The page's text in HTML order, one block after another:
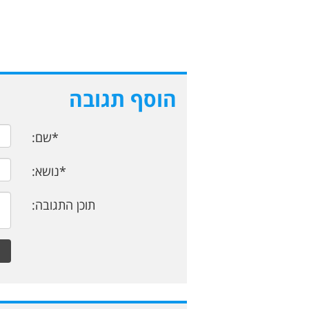
הוסף תגובה
*שם:
*נושא:
תוכן התגובה: